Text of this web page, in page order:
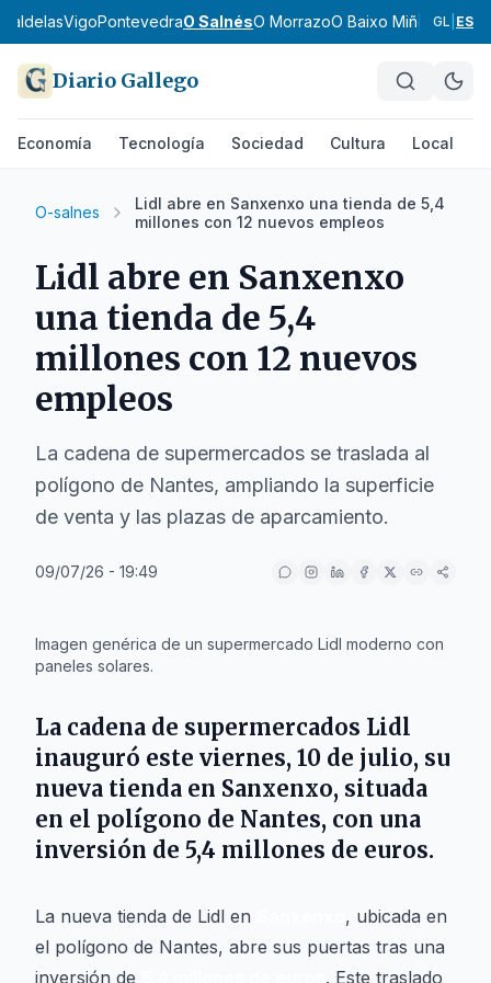
VigoPontevedraO SalnésO MorrazoO Baixo Miño O
GL ES
Diario Gallego
Economía Tecnología Sociedad Cultura Local
O-salnes
Lidl abre en Sanxenxo una tienda de 5,4
millones con 12 nuevos empleos
Lidl abre en Sanxenxo
una tienda de 5,4
millones con 12 nuevos
empleos
La cadena de supermercados se traslada al
polígono de Nantes, ampliando la superficie
de venta y las plazas de aparcamiento.
09/07/26 - 19:49
Imagen genérica de un supermercado Lidl moderno con
paneles solares.
La cadena de supermercados Lidl
inauguró este viernes, 10 de julio, su
nueva tienda en Sanxenxo, situada
en el polígono de Nantes, con una
inversión de 5,4 millones de euros.
La nueva tienda de Lidl en
, ubicada en
el polígono de Nantes, abre sus puertas tras una
inversión de
. Este traslado